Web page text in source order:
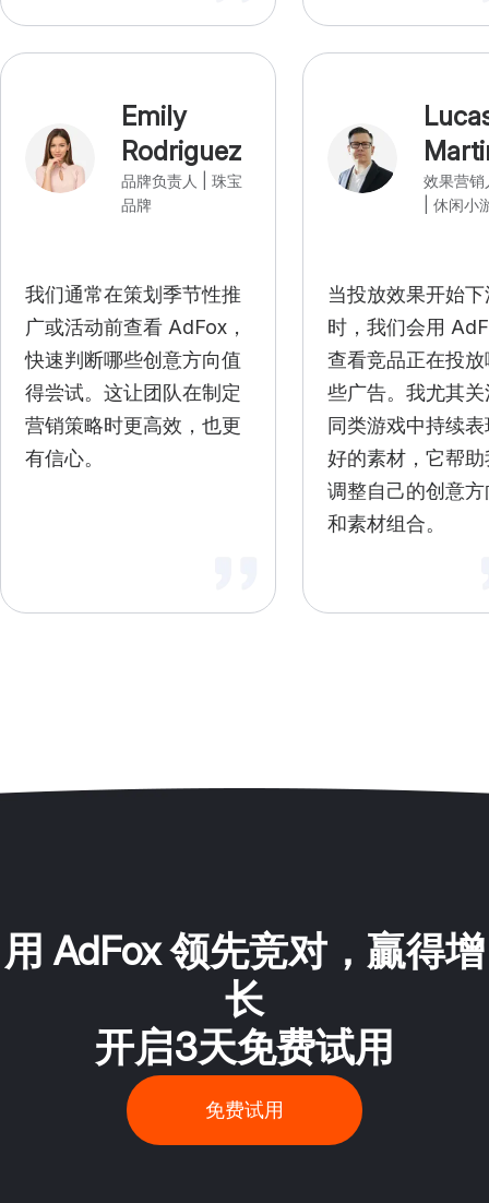
Emily
Rodriguez
品牌负责人 | 珠宝
品牌
我们通常在策划季节性推
广或活动前查看 AdFox，
快速判断哪些创意方向值
得尝试。这让团队在制定
营销策略时更高效，也更
有信心。
效果营销
| 休闲小
当投放效果开始下
时，我们会用
查看竞品正在投放
些广告。我尤其关
同类游戏中持续表
好的素材，它帮助
调整自己的创意方
和素材组合。
用 AdFox 领先竞对，贏得增
长
开启3天免费试用
免费试用